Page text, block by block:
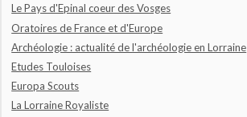
Le Pays d'Epinal coeur des Vosges
Oratoires de France et d'Europe
Archéologie : actualité de l'archéologie en Lorraine
Etudes Touloises
Europa Scouts
La Lorraine Royaliste